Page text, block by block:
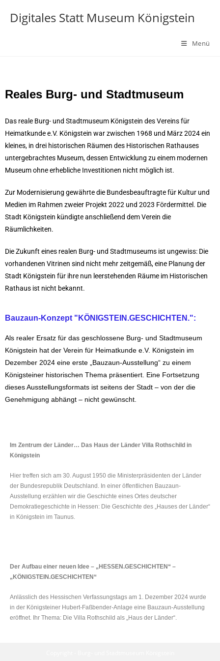
Digitales Statt Museum Königstein
Menü
Reales Burg- und Stadtmuseum
Das reale Burg- und Stadtmuseum Königstein des Vereins für
Heimatkunde e.V. Königstein war zwischen 1968 und März 2024 ein
kleines, in drei historischen Räumen des Historischen Rathauses
untergebrachtes Museum, dessen Entwicklung zu einem modernen
Museum ohne erhebliche Investitionen nicht möglich ist.
Zur Modernisierung gewährte die Bundesbeauftragte für Kultur und
Medien im Rahmen zweier Projekt 2022 und 2023 Fördermittel. Die
Stadt Königstein kündigte anschließend dem Verein die
Räumlichkeiten.
Die Zukunft eines realen Burg- und Stadtmuseums ist ungewiss: Die
vorhandenen Vitrinen sind nicht mehr zeitgemäß, eine Planung der
Stadt Königstein für ihre nun leerstehenden Räume im Historischen
Rathaus ist nicht bekannt.
Bauzaun-Konzept "KÖNIGSTEIN.GESCHICHTEN.":
Als realer Ersatz für das geschlossene Burg- und Stadtmuseum
Königstein hat der Verein für Heimatkunde e.V. Königstein im
Dezember 2024 eine erste „Bauzaun-Ausstellung“ zu einem
Königsteiner historischen Thema präsentiert. Eine Fortsetzung
dieses Ausstellungsformats ist seitens der Stadt – von der die
Genehmigung abhängt – nicht gewünscht.
Im Zentrum der Länder… Das Haus der Länder Villa Rothschild in
Königstein
Hier treffen sich am 30. August 1950 die Ministerpräsidenten der Länder
der Bundesrepublik Deutschland. In einer öffentlichen Bauzaun-
Ausstellung erzählen wir die Geschichte eines Ortes deutscher
Demokratiegeschichte in Hessen: Die Geschichte des „Hauses der Länder“
in Königstein im Taunus.
Der Aufbau einer neuen Idee – „HESSEN.GESCHICHTEN“ –
„KÖNIGSTEIN.GESCHICHTEN“
Anlässlich des Hessischen Verfassungstags am 1. Dezember 2024 wurde
in der Königsteiner Hubert-Faßbender-Anlage eine Bauzaun-Ausstellung
eröffnet. Ihr Thema: Die Villa Rothschild als „Haus der Länder“.